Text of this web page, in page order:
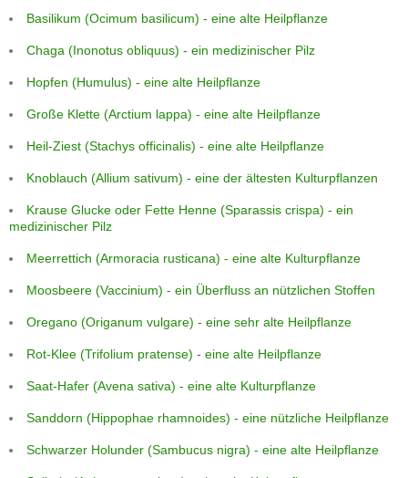
Basilikum (Ocimum basilicum) - eine alte Heilpflanze
Chaga (Inonotus obliquus) - ein medizinischer Pilz
Hopfen (Humulus) - eine alte Heilpflanze
Große Klette (Arctium lappa) - eine alte Heilpflanze
Heil-Ziest (Stachys officinalis) - eine alte Heilpflanze
Knoblauch (Allium sativum) - eine der ältesten Kulturpflanzen
Krause Glucke oder Fette Henne (Sparassis crispa) - ein
medizinischer Pilz
Meerrettich (Armoracia rusticana) - eine alte Kulturpflanze
Moosbeere (Vaccinium) - ein Überfluss an nützlichen Stoffen
Oregano (Origanum vulgare) - eine sehr alte Heilpflanze
Rot-Klee (Trifolium pratense) - eine alte Heilpflanze
Saat-Hafer (Avena sativa) - eine alte Kulturpflanze
Sanddorn (Hippophae rhamnoides) - eine nützliche Heilpflanze
Schwarzer Holunder (Sambucus nigra) - eine alte Heilpflanze